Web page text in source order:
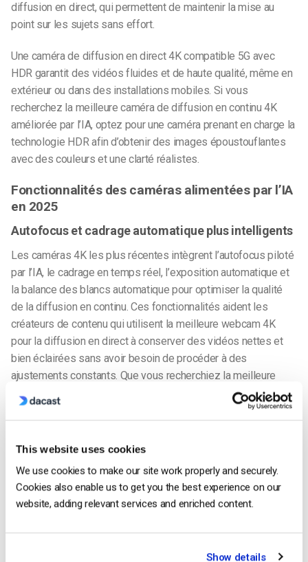
This website uses cookies
We use cookies to make our site work properly and securely.
Cookies also enable us to get you the best experience on our
website, adding relevant services and enriched content.
Show details
diffusion en direct, qui permettent de maintenir la mise au
point sur les sujets sans effort.
Une caméra de diffusion en direct 4K compatible 5G avec
HDR garantit des vidéos fluides et de haute qualité, même en
extérieur ou dans des installations mobiles. Si vous
recherchez la meilleure caméra de diffusion en continu 4K
améliorée par l’IA, optez pour une caméra prenant en charge la
technologie HDR afin d’obtenir des images époustouflantes
avec des couleurs et une clarté réalistes.
Fonctionnalités des caméras alimentées par l’IA
en 2025
Autofocus et cadrage automatique plus intelligents
Les caméras 4K les plus récentes intègrent l’autofocus piloté
par l’IA, le cadrage en temps réel, l’exposition automatique et
la balance des blancs automatique pour optimiser la qualité
de la diffusion en continu. Ces fonctionnalités aident les
créateurs de contenu qui utilisent la meilleure webcam 4K
pour la diffusion en direct à conserver des vidéos nettes et
bien éclairées sans avoir besoin de procéder à des
ajustements constants. Que vous recherchiez la meilleure
caméra 4K pour YouTube
ou une caméra
PTZ 4K pour la diffusion en direct, la technologie AI garantit
d’efforts.
Performances améliorées en basse lumière et
détection des sujets
en cas de faible luminosité en ajustant automatiquement les
paramètres afin de réduire le bruit et d’améliorer la clarté. Pour